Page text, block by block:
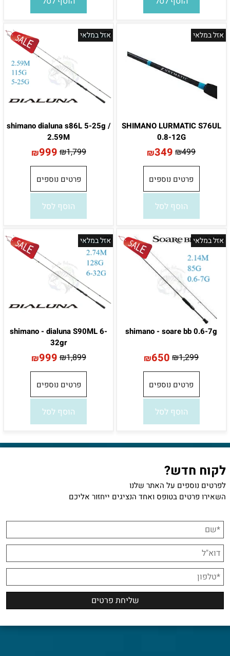
אזל במלאי
SHIMANO LURMATIC S76UL
0.8-12G
₪499
₪349
פרטים נוספים
הוסף לסל
אזל במלאי
shimano dialuna s86L 5-25g /
2.59M
₪1,799
₪999
פרטים נוספים
הוסף לסל
אזל במלאי
shimano - soare bb 0.6-7g
₪1,299
₪650
פרטים נוספים
הוסף לסל
אזל במלאי
shimano - dialuna S90ML 6-
32gr
₪1,899
₪999
פרטים נוספים
הוסף לסל
לקוח חדש?
לפרטים נוספים על האתר שלנו
השאירו פרטים בטופס ואחד הנציגים ייחזור אליכם